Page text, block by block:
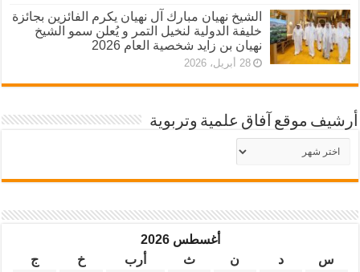
الشيخ نهيان مبارك آل نهيان يكرم الفائزين بجائزة
خليفة الدولية لنخيل التمر و يُعلن سمو الشيخ
نهيان بن زايد شخصية العام 2026
28 أبريل، 2026
أرشيف موقع آفاق علمية وتربوية
أرشيف
موقع
أغسطس 2026
س
د ن ث أرب خ ج